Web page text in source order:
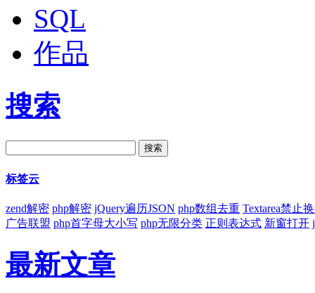
SQL
作品
搜索
标签云
zend解密 php解密 jQuery遍历JSON php数组去重 Textarea禁止
广告联盟 php首字母大小写 php无限分类 正则表达式 新窗打开
最新文章